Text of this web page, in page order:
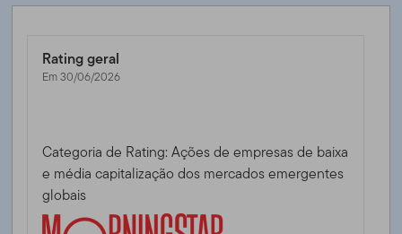
Rating geral
Em 30/06/2026
Categoria de Rating: Ações de empresas de baixa
e média capitalização dos mercados emergentes
globais